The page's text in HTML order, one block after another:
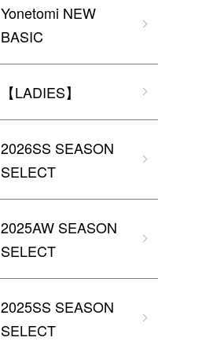
Yonetomi NEW
BASIC
【LADIES】
2026SS SEASON
SELECT
2025AW SEASON
SELECT
2025SS SEASON
SELECT